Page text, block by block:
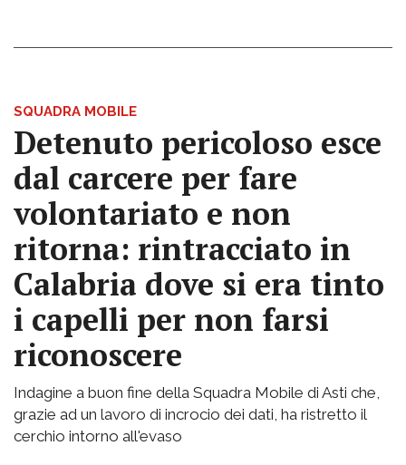
SQUADRA MOBILE
Detenuto pericoloso esce
dal carcere per fare
volontariato e non
ritorna: rintracciato in
Calabria dove si era tinto
i capelli per non farsi
riconoscere
Indagine a buon fine della Squadra Mobile di Asti che,
grazie ad un lavoro di incrocio dei dati, ha ristretto il
cerchio intorno all'evaso